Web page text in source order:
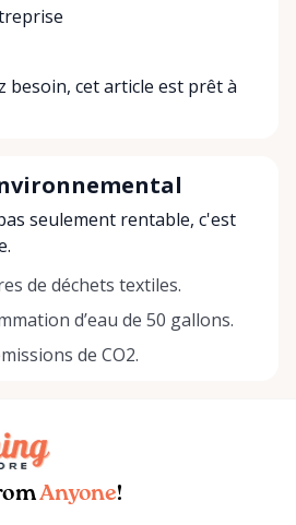
besoin, cet article est prêt à
seulement rentable, c'est
de déchets textiles.
d’eau de 50 gallons.
de CO2.
Anyone!